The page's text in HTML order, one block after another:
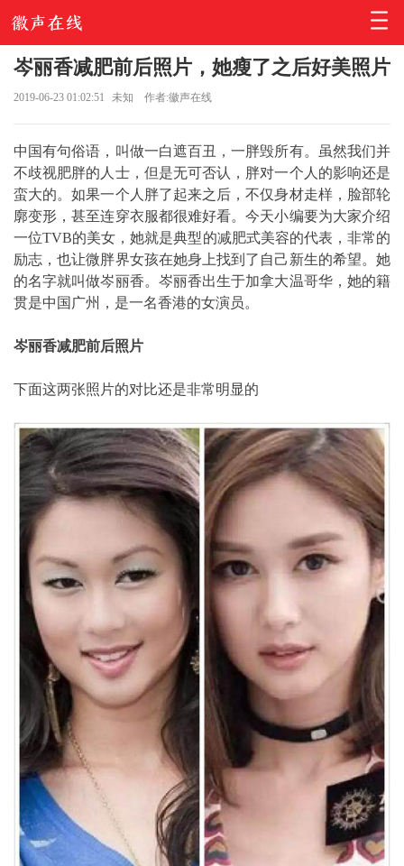
岑丽香减肥前后照片，她瘦了之后好美照片
2019-06-23 01:02:51 未知 作者:徽声在线
中国有句俗语，叫做一白遮百丑，一胖毁所有。虽然我们并
不歧视肥胖的人士，但是无可否认，胖对一个人的影响还是
蛮大的。如果一个人胖了起来之后，不仅身材走样，脸部轮
廓变形，甚至连穿衣服都很难好看。今天小编要为大家介绍
一位TVB的美女，她就是典型的减肥式美容的代表，非常的
励志，也让微胖界女孩在她身上找到了自己新生的希望。她
的名字就叫做岑丽香。岑丽香出生于加拿大温哥华，她的籍
贯是中国广州，是一名香港的女演员。
岑丽香减肥前后照片
下面这两张照片的对比还是非常明显的